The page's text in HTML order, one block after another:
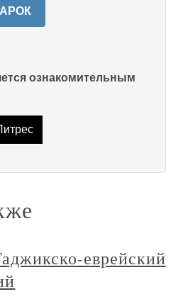
ознакомительным
еврейский